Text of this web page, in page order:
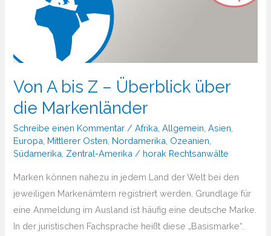
Von A bis Z – Überblick über
die Markenländer
Schreibe einen Kommentar /Afrika ,Allgemein ,Asien
Europa Mittlerer Osten Nordamerika Ozeanien
Südamerika Zentral-Amerika / horak Rechtsanwälte
Marken können nahezu in jedem Land der Welt bei den
jeweiligen Markenämtern registriert werden. Grundlage für
eine Anmeldung im Ausland ist häufig eine deutsche Marke.
In der juristischen Fachsprache heißt diese „Basismarke“.